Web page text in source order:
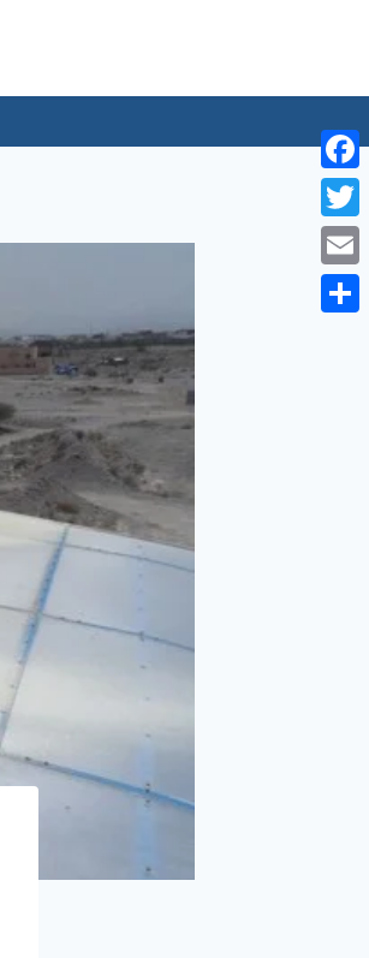
Facebook
Twitter
Email